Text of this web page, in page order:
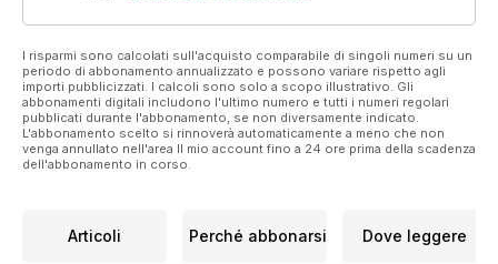
I risparmi sono calcolati sull'acquisto comparabile di singoli numeri su un
periodo di abbonamento annualizzato e possono variare rispetto agli
importi pubblicizzati. I calcoli sono solo a scopo illustrativo. Gli
abbonamenti digitali includono l'ultimo numero e tutti i numeri regolari
pubblicati durante l'abbonamento, se non diversamente indicato.
L'abbonamento scelto si rinnoverà automaticamente a meno che non
venga annullato nell'area Il mio account fino a 24 ore prima della scadenza
dell'abbonamento in corso.
Articoli Perché abbonarsi Dove leggere